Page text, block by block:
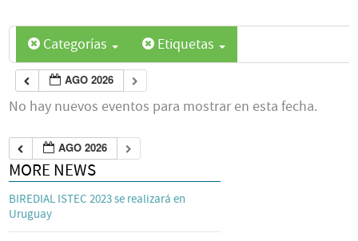
Categorías Etiquetas
AGO 2026
No hay nuevos eventos para mostrar en esta fecha.
AGO 2026
MORE NEWS
BIREDIAL ISTEC 2023 se realizará en
Uruguay